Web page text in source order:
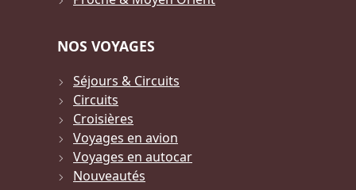
NOS VOYAGES
Séjours & Circuits
Circuits
Croisières
Voyages en avion
Voyages en autocar
Nouveautés